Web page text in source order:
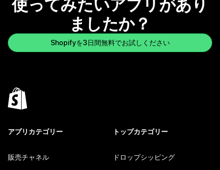
使ってみたいアプリがあり
ましたか？
Shopifyを3日間無料でお試しください
アプリカテゴリー
販売チャネル
トップカテゴリー
ドロップシッピング